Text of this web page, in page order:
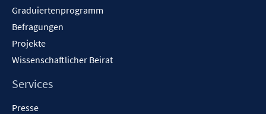
Graduiertenprogramm
Befragungen
Projekte
Wissenschaftlicher Beirat
Services
Presse